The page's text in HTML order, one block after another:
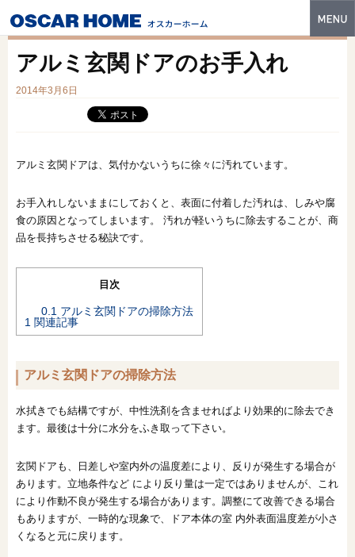
性能・技術
建築実例
フォトギャラリー
スマートセレクト
オンライン相談会
アルミ玄関ドアのお手入れ
2014年3月6日
アルミ玄関ドアは、気付かないうちに徐々に汚れています。
お手入れしないままにしておくと、表面に付着した汚れは、しみや腐
食の原因となってしまいます。 汚れが軽いうちに除去することが、商
品を長持ちさせる秘訣です。
目次
0.1 アルミ玄関ドアの掃除方法
1 関連記事
アルミ玄関ドアの掃除方法
水拭きでも結構ですが、中性洗剤を含ませればより効果的に除去でき
ます。最後は十分に水分をふき取って下さい。
玄関ドアも、日差しや室内外の温度差により、反りが発生する場合が
あります。立地条件など により反り量は一定ではありませんが、これ
により作動不良が発生する場合があります。調整にて改善できる場合
もありますが、一時的な現象で、ドア本体の室 内外表面温度差が小さ
くなると元に戻ります。